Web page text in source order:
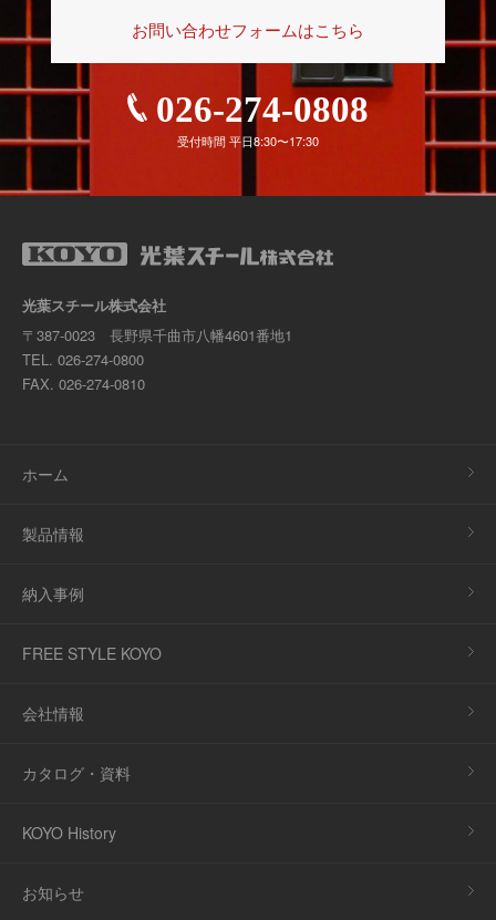
お問い合わせフォームはこちら
026-274-0808
受付時間 平日8:30〜17:30
光葉スチール株式会社
〒387-0023 長野県千曲市八幡4601番地1
TEL. 026-274-0800
FAX. 026-274-0810
ホーム
製品情報
納入事例
FREE STYLE KOYO
会社情報
カタログ・資料
KOYO History
お知らせ